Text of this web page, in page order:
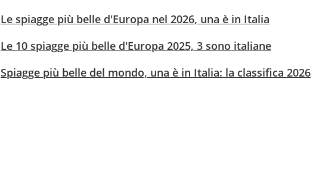
Le spiagge più belle d'Europa nel 2026, una è in Italia
Le 10 spiagge più belle d'Europa 2025, 3 sono italiane
Spiagge più belle del mondo, una è in Italia: la classifica 2026